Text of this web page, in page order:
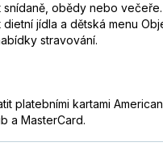
snídaně, obědy nebo
jídla a dětská menu
stravování.
platebními kartami American
a MasterCard.